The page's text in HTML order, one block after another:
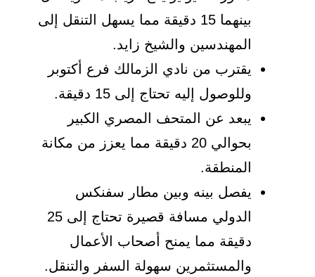
بينهما 15 دقيقة مما يسهل التنقل إلى
المهندسين والشيخ زايد.
يقترب من نادي الزمالك فرع أكتوبر
وللوصول إليه تحتاج إلى 15 دقيقة.
يبعد عن المتحف المصري الكبير
بحوالي 20 دقيقة مما يعزز من مكانة
المنطقة.
يفصل بينه وبين مطار سفنكس
الدولي مسافة قصيرة تحتاج إلى 25
دقيقة مما يمنح أصحاب الأعمال
والمستثمرين سهولة السفر والتنقل.